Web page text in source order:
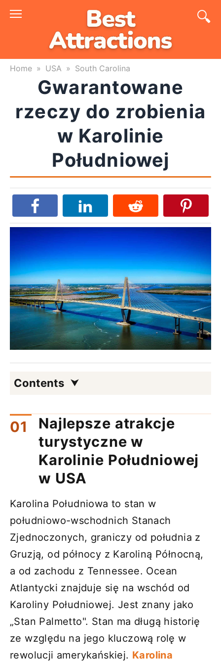
Skip
Home » USA » South Carolina
Gwarantowane
rzeczy do zrobienia
w Karolinie
Południowej
Contents
Najlepsze atrakcje
turystyczne w
Karolinie Południowej
w USA
Karolina Południowa to stan w
południowo-wschodnich Stanach
Zjednoczonych, graniczy od południa z
Gruzją, od północy z Karoliną Północną,
a od zachodu z Tennessee. Ocean
Atlantycki znajduje się na wschód od
Karoliny Południowej. Jest znany jako
„Stan Palmetto". Stan ma długą historię
ze względu na jego kluczową rolę w
rewolucji amerykańskiej. Karolina